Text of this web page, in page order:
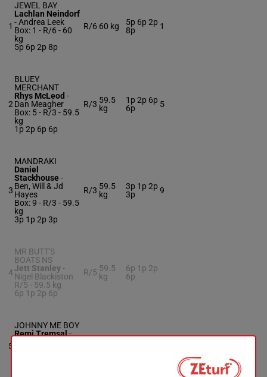
1
JEWEL BAY
Lachlan Neindorf
-Andrea Leek
Box: 1 - R/6 - 60
kg
5p 6p 2p 8p
R/6 60 kg
5p 6p 2p
8p
1
2
BLUEY
MERCHANT
Rhys McLeod -
Dan Meagher
Box: 5 - R/3 - 59.5
kg
1p 2p 6p 6p
R/3 59.5
kg
1p 2p 6p
6p
5
3
MANDRAKI
Daniel
Stackhouse-
Ben, Will & Jd
Hayes
Box: 9 - R/3 - 59.5
kg
3p 1p 2p 3p
R/3 59.5
kg
3p 1p 2p
3p
9
4
MR BUTT'S
BOATS NS
Jett Stanley-
Nigel Blackiston
R/5 - 59.5 kg
6p 1p 2p 6p
R/5 59.5
kg
6p 1p 2p
6p
5
JOHNNY ME BOY
Remi Tremsal-